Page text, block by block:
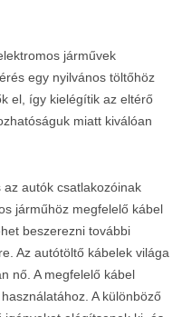
járművek
egy nyilvános töltőhöz
el, így kielégítik az eltérő
miatt kiválóan
autók csatlakozóinak
járműhöz megfelelő kábel
beszerezni további
Az autótöltő kábelek világa
nő. A megfelelő kábel
A különböző